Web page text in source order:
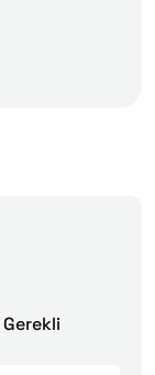
Gerekli